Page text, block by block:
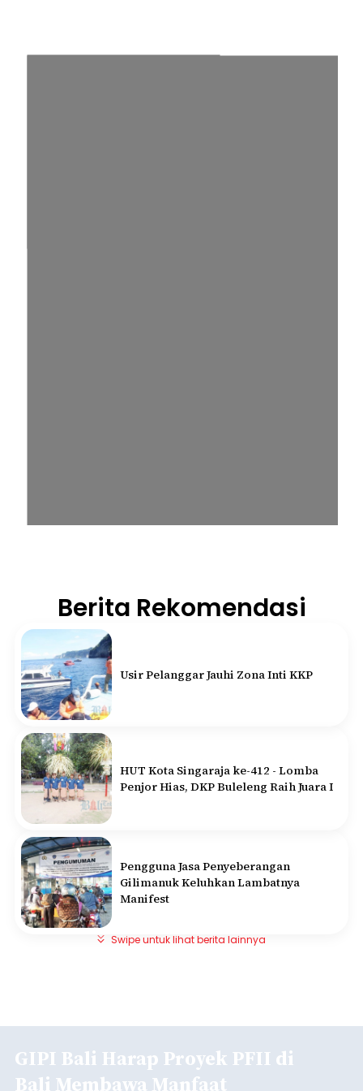
Berita Rekomendasi
Usir Pelanggar Jauhi Zona Inti KKP
HUT Kota Singaraja ke-412 - Lomba
Penjor Hias, DKP Buleleng Raih Juara I
Pengguna Jasa Penyeberangan
Gilimanuk Keluhkan Lambatnya
Manifest
Swipe untuk lihat berita lainnya
GIPI Bali Harap Proyek PFII di
Bali Membawa Manfaat